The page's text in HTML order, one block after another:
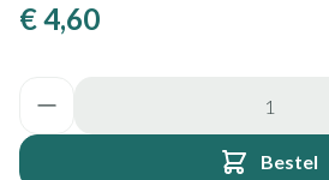
€ 4,60
Bestel